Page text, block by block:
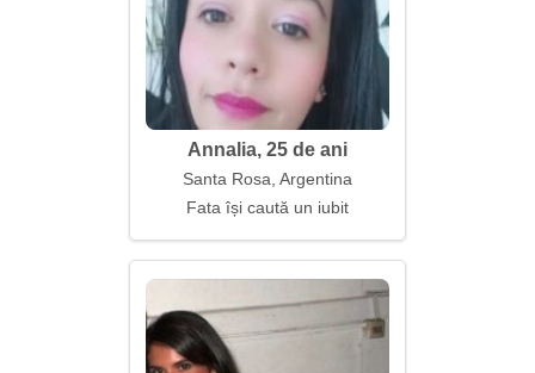
Annalia, 25 de ani
Santa Rosa, Argentina
Fata își caută un iubit